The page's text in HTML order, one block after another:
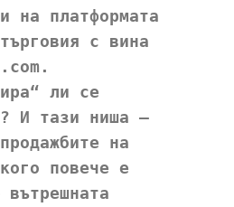
на платформата
с вина
.com.
ли се
И тази ниша –
на
повече е